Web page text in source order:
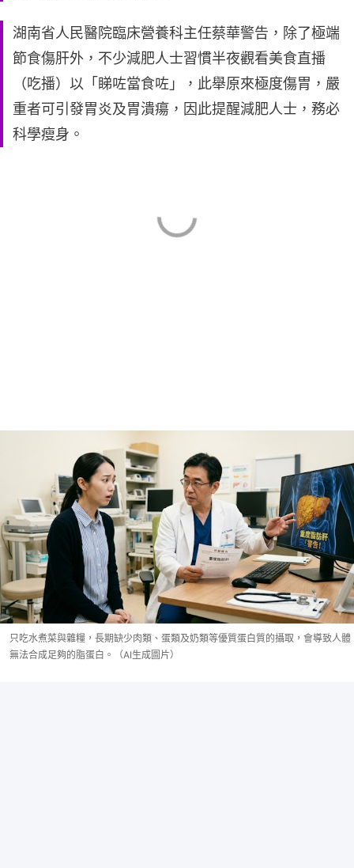
湖南省人民醫院臨床營養科主任蔡華警告，除了極端
節食傷肝外，不少減肥人士習慣半夜觀看美食直播
（吃播）以「睇咗當食咗」，此舉原來極度傷胃，嚴
重者可引發胃炎及胃潰瘍，因此提醒減肥人士，務必
科學瘦身。
只吃水煮菜與雜糧，長期缺少肉類、蛋類及奶類等優質蛋白質的攝取，會導致人體
無法合成足夠的脂蛋白。（AI生成圖片）